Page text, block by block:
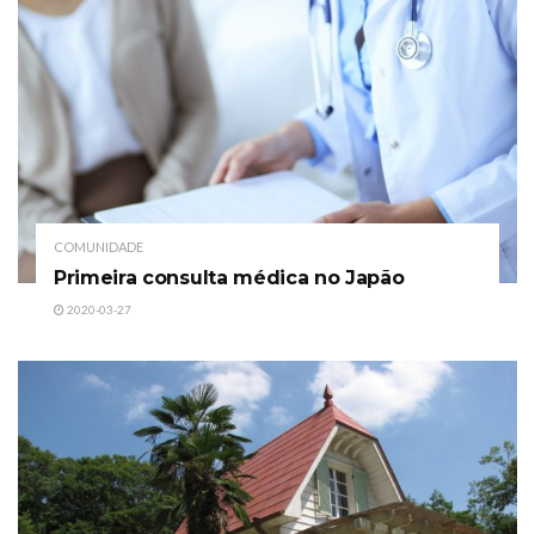
COMUNIDADE
Primeira consulta médica no Japão
2020-03-27